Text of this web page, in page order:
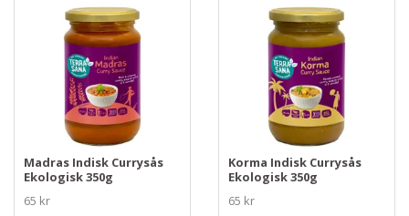
Madras Indisk Currysås
Ekologisk 350g
65 kr
Korma Indisk Currysås
Ekologisk 350g
65 kr